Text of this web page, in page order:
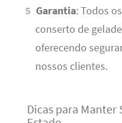
Garantia: Todos
conserto de
oferecendo
nossos clientes.
Dicas para Manter